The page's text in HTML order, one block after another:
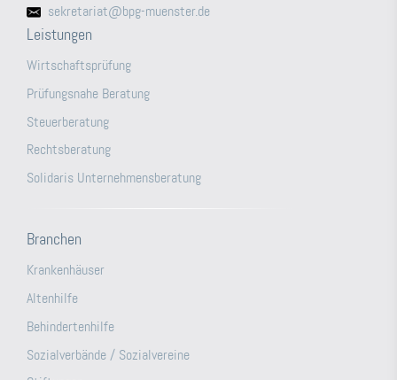
sekretariat@bpg-muenster.de
Leistungen
Wirtschaftsprüfung
Prüfungsnahe Beratung
Steuerberatung
Rechtsberatung
Solidaris Unternehmensberatung
Branchen
Krankenhäuser
Altenhilfe
Behindertenhilfe
Sozialverbände / Sozialvereine